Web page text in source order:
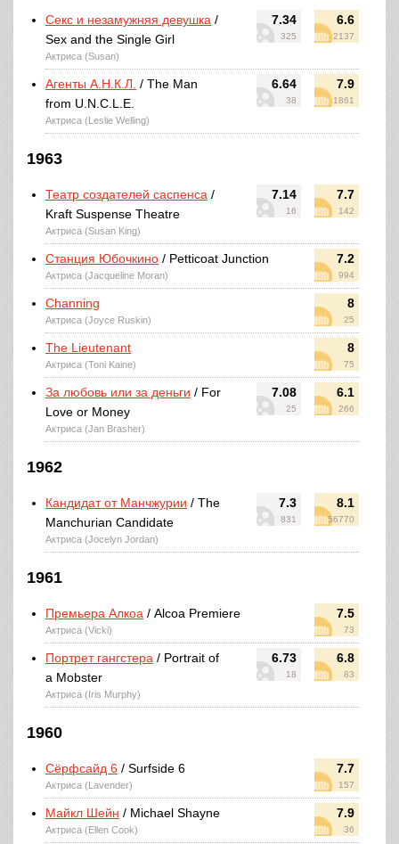
7.34
325
6.6
2137
Секс и незамужняя девушка /
Sex and the Single Girl
Актриса (Susan)
6.64
38
7.9
1861
Агенты А.Н.К.Л. / The Man
from U.N.C.L.E.
Актриса (Leslie Welling)
1963
7.14
16
7.7
142
Театр создателей саспенса /
Kraft Suspense Theatre
Актриса (Susan King)
7.2
994
Станция Юбочкино / Petticoat Junction
Актриса (Jacqueline Moran)
8
25
Channing
Актриса (Joyce Ruskin)
8
75
The Lieutenant
Актриса (Toni Kaine)
7.08
25
6.1
266
За любовь или за деньги / For
Love or Money
Актриса (Jan Brasher)
1962
7.3
831
8.1
56770
Кандидат от Манчжурии / The
Manchurian Candidate
Актриса (Jocelyn Jordan)
1961
7.5
73
Премьера Алкоа / Alcoa Premiere
Актриса (Vicki)
6.73
18
6.8
83
Портрет гангстера / Portrait of
a Mobster
Актриса (Iris Murphy)
1960
7.7
157
Сёрфсайд 6 / Surfside 6
Актриса (Lavender)
7.9
36
Майкл Шейн / Michael Shayne
Актриса (Ellen Cook)